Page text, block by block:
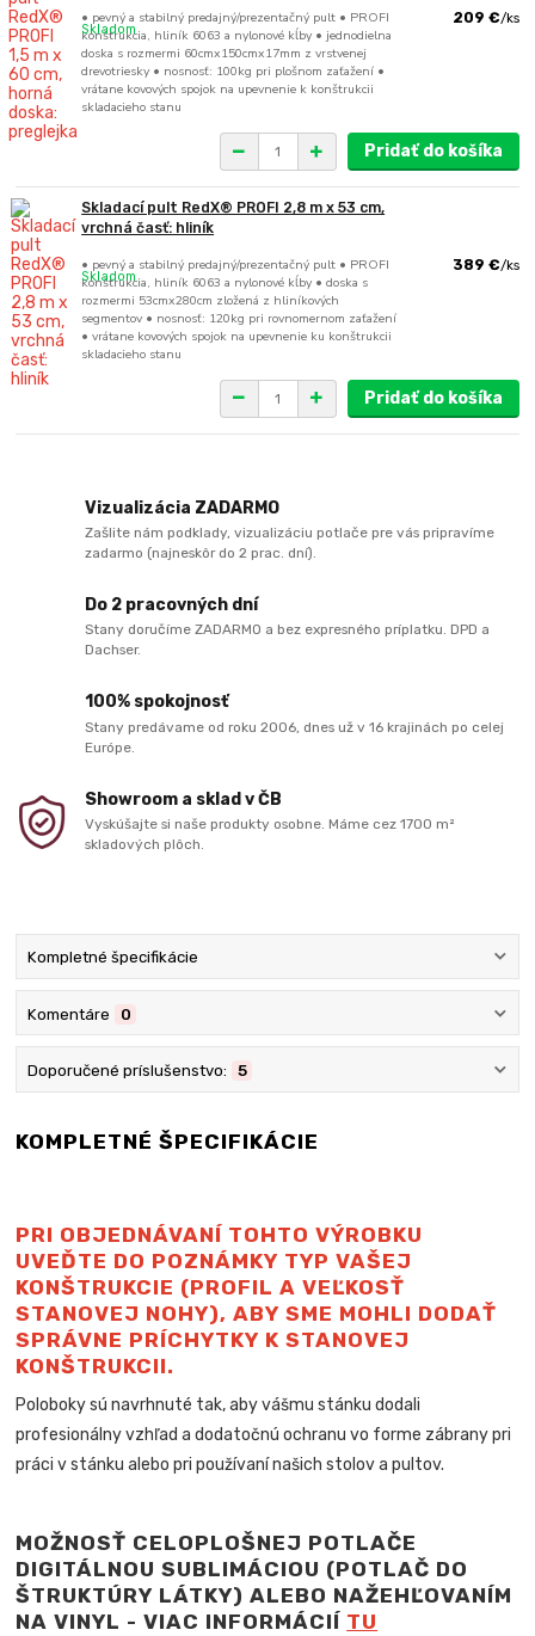
• pevný a stabilný predajný/prezentačný pult • PROFI
konštrukcia, hliník 6063 a nylonové kĺby • jednodielna
doska s rozmermi 60cmx150cmx17mm z vrstvenej
drevotriesky • nosnosť: 100kg pri plošnom zaťažení •
vrátane kovových spojok na upevnenie k konštrukcii
skladacieho stanu
209 €/ks
Skladom
Pridať do košíka
Skladací pult RedX® PROFI 2,8 m x 53 cm,
vrchná časť: hliník
• pevný a stabilný predajný/prezentačný pult • PROFI
konštrukcia, hliník 6063 a nylonové kĺby • doska s
rozmermi 53cmx280cm zložená z hliníkových
segmentov • nosnosť: 120kg pri rovnomernom zaťažení
• vrátane kovových spojok na upevnenie ku konštrukcii
skladacieho stanu
389 €/ks
Skladom
Pridať do košíka
Vizualizácia ZADARMO
Zašlite nám podklady, vizualizáciu potlače pre vás pripravíme
zadarmo (najneskôr do 2 prac. dní).
Do 2 pracovných dní
Stany doručíme ZADARMO a bez expresného príplatku. DPD a
Dachser.
100% spokojnosť
Stany predávame od roku 2006, dnes už v 16 krajinách po celej
Európe.
Showroom a sklad v ČB
Vyskúšajte si naše produkty osobne. Máme cez 1700 m²
skladových plôch.
Kompletné špecifikácie
Komentáre 0
Doporučené príslušenstvo: 5
KOMPLETNÉ ŠPECIFIKÁCIE
PRI OBJEDNÁVANÍ TOHTO VÝROBKU
UVEĎTE DO POZNÁMKY TYP VAŠEJ
KONŠTRUKCIE (PROFIL A VEĽKOSŤ
STANOVEJ NOHY), ABY SME MOHLI DODAŤ
SPRÁVNE PRÍCHYTKY K STANOVEJ
KONŠTRUKCII.
Poloboky sú navrhnuté tak, aby vášmu stánku dodali
profesionálny vzhľad a dodatočnú ochranu vo forme zábrany pri
práci v stánku alebo pri používaní našich stolov a pultov.
MOŽNOSŤ CELOPLOŠNEJ POTLAČE
DIGITÁLNOU SUBLIMÁCIOU (POTLAČ DO
ŠTRUKTÚRY LÁTKY) ALEBO NAŽEHĽOVANÍM
NA VINYL - VIAC INFORMÁCIÍ TU